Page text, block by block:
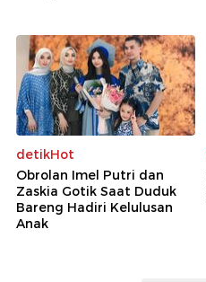
detikHot
Obrolan Imel Putri dan
Zaskia Gotik Saat Duduk
Bareng Hadiri Kelulusan
Anak